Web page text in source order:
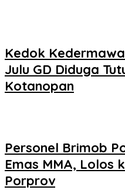
Kedok
Julu GD Diduga
Kotanopan
Personel Brimob
Emas MMA, Lolos
Porprov